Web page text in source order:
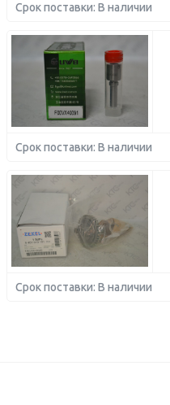
Срок поставки: В наличии
Срок поставки: В наличии
Срок поставки: В наличии